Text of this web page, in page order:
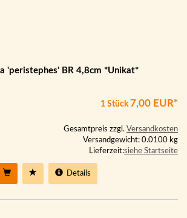
'peristephes' BR 4,8cm *Unikat*
1 Stück7,00 EUR*
Gesamtpreis zzgl. Versandkosten
Versandgewicht: 0.0100 kg
Lieferzeit:siehe Startseite
Details